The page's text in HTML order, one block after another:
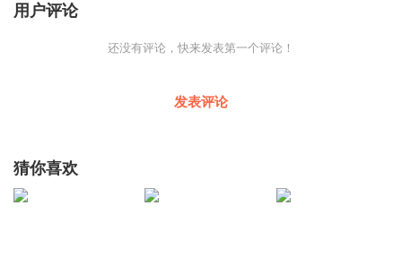
用户评论
还没有评论，快来发表第一个评论！
发表评论
猜你喜欢